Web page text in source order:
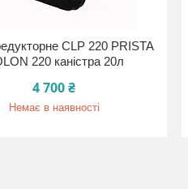
CLP 220 PRISTA
220 каністра 20л
4 700 ₴
Немає в наявності